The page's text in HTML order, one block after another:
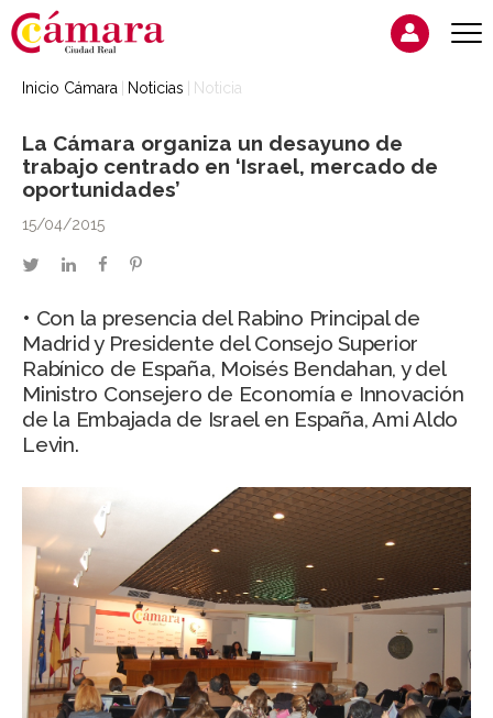
Inicio Cámara Noticias Noticia
La Cámara organiza un desayuno de
trabajo centrado en ‘Israel, mercado de
oportunidades’
15/04/2015
twitterlinkedinfacebookpinterest
• Con la presencia del Rabino Principal de
Madrid y Presidente del Consejo Superior
Rabínico de España, Moisés Bendahan, y del
Ministro Consejero de Economía e Innovación
de la Embajada de Israel en España, Ami Aldo
Levin.